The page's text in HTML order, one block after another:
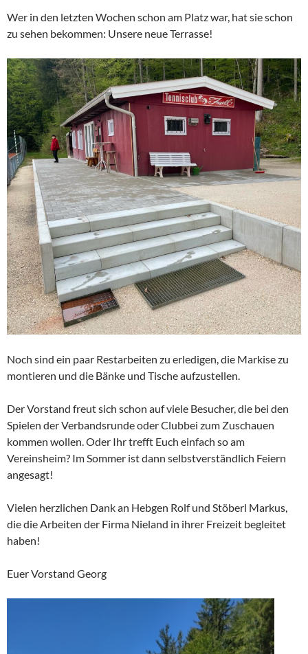
Wer in den letzten Wochen schon am Platz war, hat sie schon
zu sehen bekommen: Unsere neue Terrasse!
Noch sind ein paar Restarbeiten zu erledigen, die Markise zu
montieren und die Bänke und Tische aufzustellen.
Der Vorstand freut sich schon auf viele Besucher, die bei den
Spielen der Verbandsrunde oder Clubbei zum Zuschauen
kommen wollen. Oder Ihr trefft Euch einfach so am
Vereinsheim? Im Sommer ist dann selbstverständlich Feiern
angesagt!
Vielen herzlichen Dank an Hebgen Rolf und Stöberl Markus,
die die Arbeiten der Firma Nieland in ihrer Freizeit begleitet
haben!
Euer Vorstand Georg